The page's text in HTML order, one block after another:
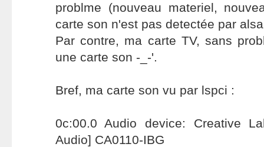
problme (nouveau materiel,
carte son n'est pas detectée par
Par contre, ma carte TV, sans
une carte son -_-'.
Bref, ma carte son vu par lspci :
0c:00.0 Audio device: Creative
Audio] CA0110-IBG